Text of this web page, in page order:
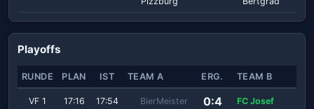
Playoffs
RUNDE PLAN IST TEAM A ERG. TEAM B
VF 1 17:16 17:54 BierMeister 0:4 FC Josef